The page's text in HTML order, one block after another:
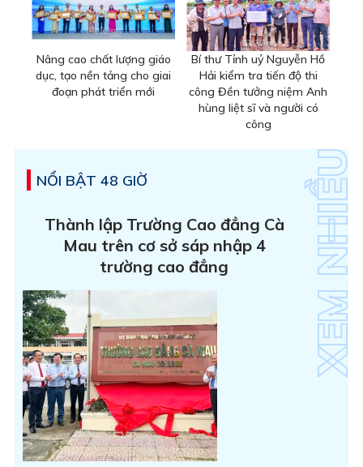
Nâng cao chất lượng giáo
dục, tạo nền tảng cho giai
đoạn phát triển mới
Bí thư Tỉnh uỷ Nguyễn Hồ
Hải kiểm tra tiến độ thi
công Đền tưởng niệm Anh
hùng liệt sĩ và người có
công
NỔI BẬT 48 GIỜ
Thành lập Trường Cao đẳng Cà
Mau trên cơ sở sáp nhập 4
trường cao đẳng